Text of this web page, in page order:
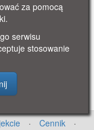
r.
· Cennik
·
za pomocą
serwisu
stosowanie